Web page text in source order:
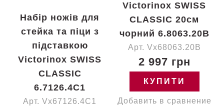
Набір ножів для
стейка та піци з
підставкою
Victorinox SWISS
CLASSIC
6.7126.4C1
Арт. Vx67126.4C1
Victorinox SWISS
CLASSIC 20см
чорний 6.8063.20B
Арт. Vx68063.20B
2 997 грн
КУПИТИ
Добавить в сравнение